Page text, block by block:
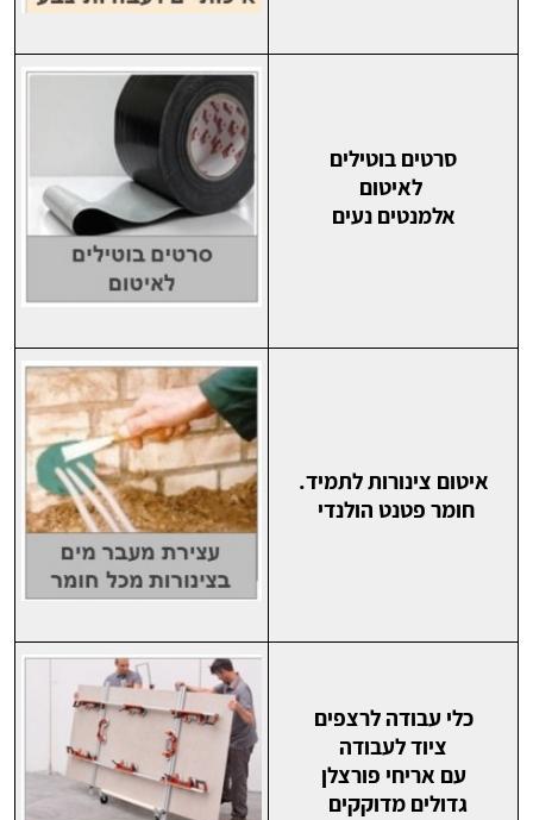
סרטים בוטילים
לאיטום
אלמנטים נעים
איטום צינורות לתמיד.
חומר פטנט הולנדי
כלי עבודה לרצפים
ציוד לעבודה
עם אריחי פורצלן
גדולים מדוקקים